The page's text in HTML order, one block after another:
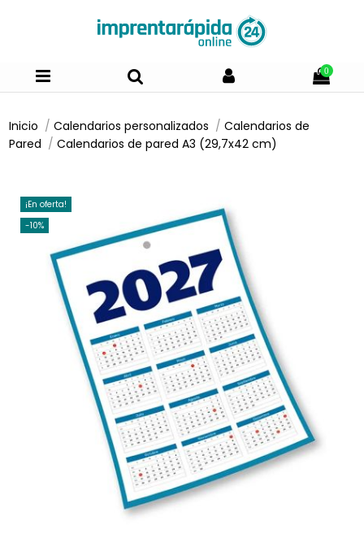
0
Inicio Calendarios personalizados
Calendarios de
Pared
Calendarios de pared A3 (29,7x42 cm)
¡En oferta!
-10%